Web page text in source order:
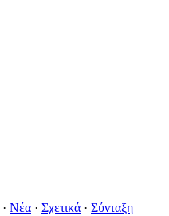
· Νέα · Σχετικά · Σύνταξη